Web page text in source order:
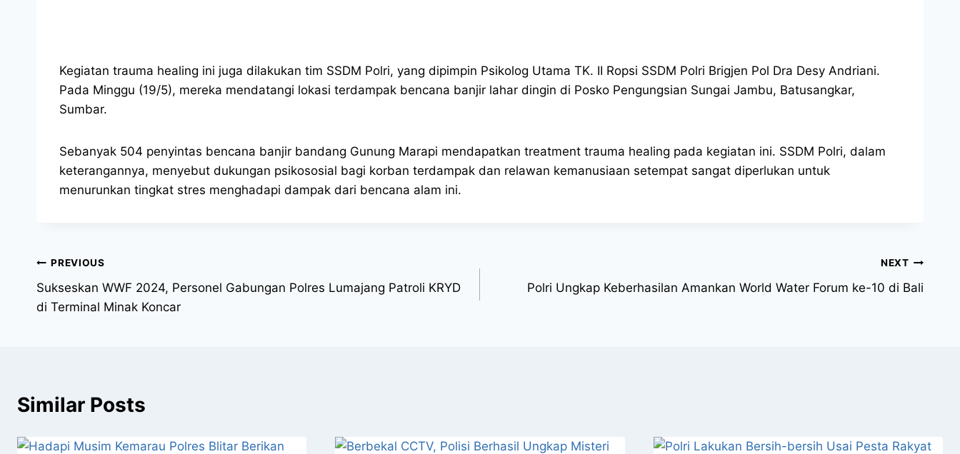
Kegiatan trauma healing ini juga dilakukan tim SSDM Polri, yang dipimpin Psikolog Utama TK. II Ropsi SSDM Polri Brigjen Pol Dra Desy Andriani.
Pada Minggu (19/5), mereka mendatangi lokasi terdampak bencana banjir lahar dingin di Posko Pengungsian Sungai Jambu, Batusangkar,
Sumbar.
Sebanyak 504 penyintas bencana banjir bandang Gunung Marapi mendapatkan treatment trauma healing pada kegiatan ini. SSDM Polri, dalam
keterangannya, menyebut dukungan psikososial bagi korban terdampak dan relawan kemanusiaan setempat sangat diperlukan untuk
menurunkan tingkat stres menghadapi dampak dari bencana alam ini.
PREVIOUS
Sukseskan WWF 2024, Personel Gabungan Polres Lumajang Patroli KRYD
di Terminal Minak Koncar
NEXT
Polri Ungkap Keberhasilan Amankan World Water Forum ke-10 di Bali
Similar Posts